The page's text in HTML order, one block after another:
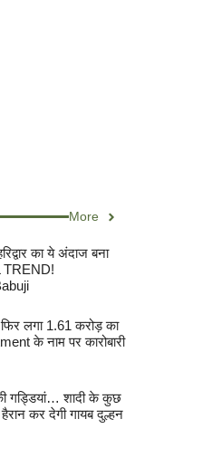
More
का ये अंदाज बना
TREND!
लगा 1.61 करोड़ का
के नाम पर कारोबारी
गड्डियां… शादी के कुछ
कर देगी गायब दुल्हन